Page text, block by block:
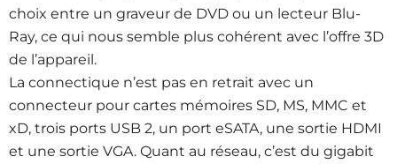
choix entre un graveur de DVD ou un lecteur Blu-
Ray, ce qui nous semble plus cohérent avec l’offre 3D
de l’appareil.
La connectique n’est pas en retrait avec un
connecteur pour cartes mémoires SD, MS, MMC et
xD, trois ports USB 2, un port eSATA, une sortie HDMI
et une sortie VGA. Quant au réseau, c’est du gigabit